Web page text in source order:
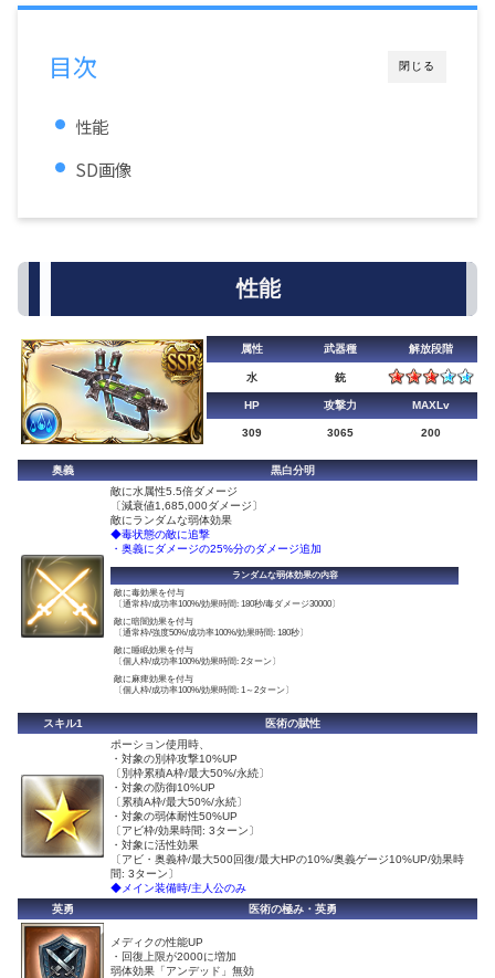
閉じる
目次
性能
SD画像
性能
属性 武器種 解放段階
水 銃
HP 攻撃力 MAXLv
309 3065 200
奥義
黒白分明
敵に水属性5.5倍ダメージ
〔減衰値1,685,000ダメージ〕
敵にランダムな弱体効果
◆毒状態の敵に追撃
・奥義にダメージの25%分のダメージ追加
ランダムな弱体効果の内容
敵に毒効果を付与
〔通常枠/成功率100%/効果時間: 180秒/毒ダメージ30000〕
敵に暗闇効果を付与
〔通常枠/強度50%/成功率100%/効果時間: 180秒〕
敵に睡眠効果を付与
〔個人枠/成功率100%/効果時間: 2ターン〕
敵に麻痺効果を付与
〔個人枠/成功率100%/効果時間: 1～2ターン〕
スキル1
医術の賦性
ポーション使用時、
・対象の別枠攻撃10%UP
〔別枠累積A枠/最大50%/永続〕
・対象の防御10%UP
〔累積A枠/最大50%/永続〕
・対象の弱体耐性50%UP
〔アビ枠/効果時間: 3ターン〕
・対象に活性効果
〔アビ・奥義枠/最大500回復/最大HPの10%/奥義ゲージ10%UP/効果時
間: 3ターン〕
◆メイン装備時/主人公のみ
英勇
医術の極み・英勇
メディクの性能UP
・回復上限が2000に増加
弱体効果「アンデッド」無効